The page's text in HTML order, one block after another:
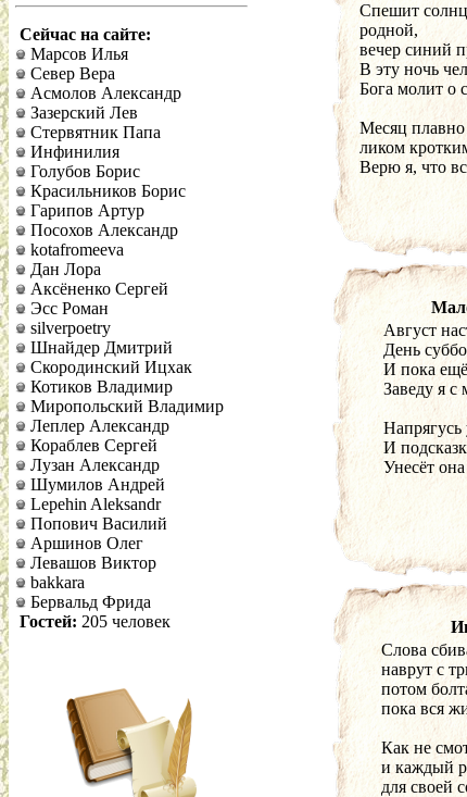
Сейчас на сайте:
Марсов Илья
Север Вера
Асмолов Александр
Зазерский Лев
Стервятник Папа
Инфинилия
Голубов Борис
Красильников Борис
Гарипов Артур
Посохов Александр
kotafromeeva
Дан Лора
Аксёненко Сергей
Эсс Роман
silverpoetry
Шнайдер Дмитрий
Скородинский Ицхак
Котиков Владимир
Миропольский Владимир
Леплер Александр
Кораблев Сергей
Лузан Александр
Шумилов Андрей
Lepehin Aleksandr
Попович Василий
Аршинов Олег
Левашов Виктор
bakkara
Бервальд Фрида
Гостей: 205 человек
Спешит
родной,
вечер синий
В эту ночь
Бога молит о
Месяц плавно
ликом
Верю я, что
Август
День
И пока
Заведу я с
И
Унесёт
Слова
наврут с
потом
пока вся
Как не
и каждый
для своей